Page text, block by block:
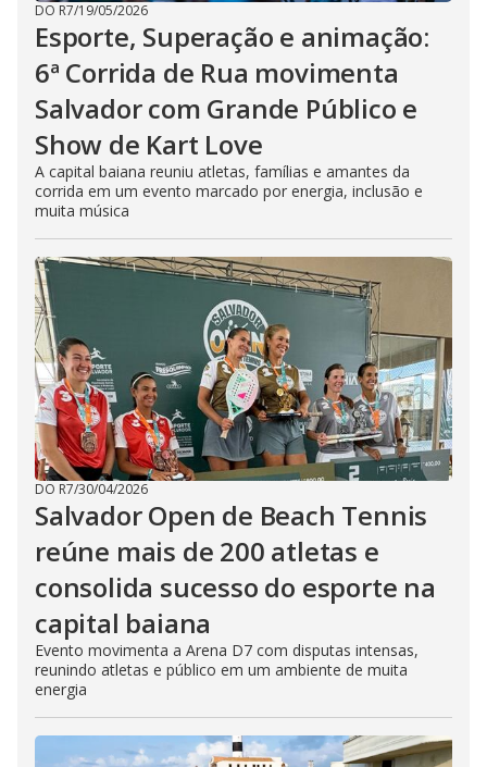
DO R7/19/05/2026
Esporte, Superação e animação:
6ª Corrida de Rua movimenta
Salvador com Grande Público e
Show de Kart Love
A capital baiana reuniu atletas, famílias e amantes da
corrida em um evento marcado por energia, inclusão e
muita música
DO R7/30/04/2026
Salvador Open de Beach Tennis
reúne mais de 200 atletas e
consolida sucesso do esporte na
capital baiana
Evento movimenta a Arena D7 com disputas intensas,
reunindo atletas e público em um ambiente de muita
energia